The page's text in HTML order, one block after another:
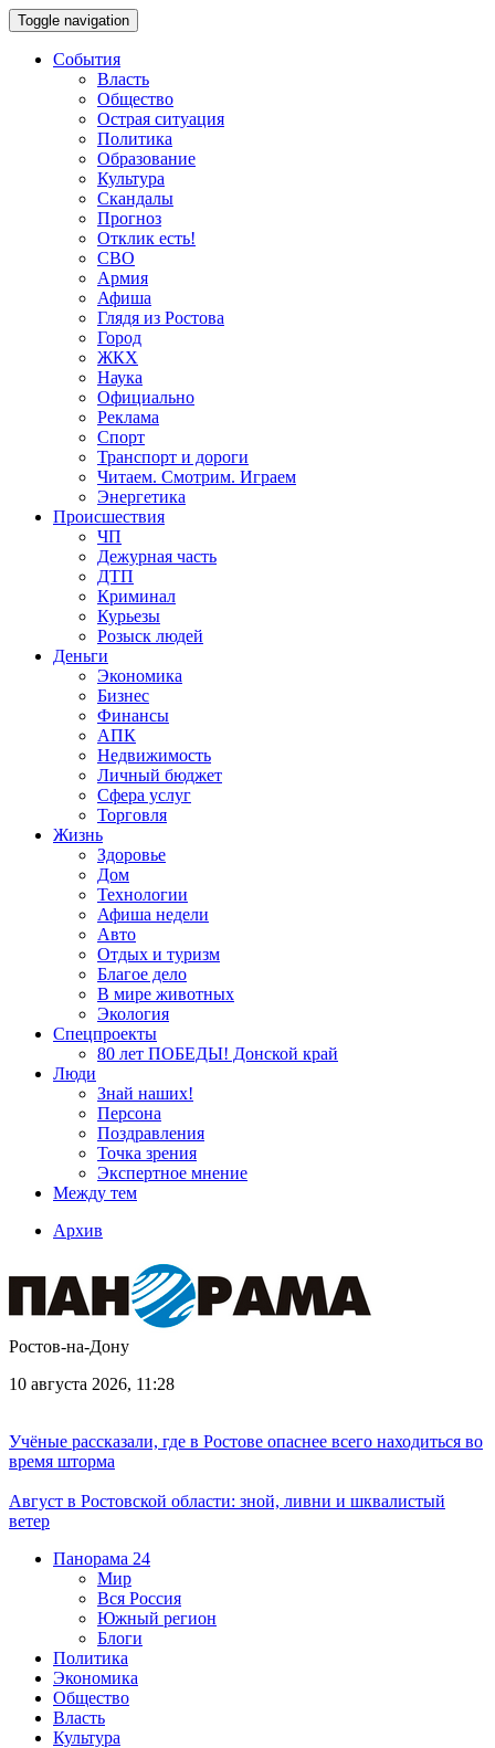
Toggle navigation
События
Власть
Общество
Острая ситуация
Политика
Образование
Культура
Скандалы
Прогноз
Отклик есть!
СВО
Армия
Афиша
Глядя из Ростова
Город
ЖКХ
Наука
Официально
Реклама
Спорт
Транспорт и дороги
Читаем. Смотрим. Играем
Энергетика
Происшествия
ЧП
Дежурная часть
ДТП
Криминал
Курьезы
Розыск людей
Деньги
Экономика
Бизнес
Финансы
АПК
Недвижимость
Личный бюджет
Сфера услуг
Торговля
Жизнь
Здоровье
Дом
Технологии
Афиша недели
Авто
Отдых и туризм
Благое дело
В мире животных
Экология
Спецпроекты
80 лет ПОБЕДЫ! Донской край
Люди
Знай наших!
Персона
Поздравления
Точка зрения
Экспертное мнение
Между тем
Архив
Ростов-на-Дону
10 августа 2026, 11:28
Учёные рассказали, где в Ростове опаснее всего находиться во
время шторма
Август в Ростовской области: зной, ливни и шквалистый
ветер
Панорама 24
Мир
Вся Россия
Южный регион
Блоги
Политика
Экономика
Общество
Власть
Культура